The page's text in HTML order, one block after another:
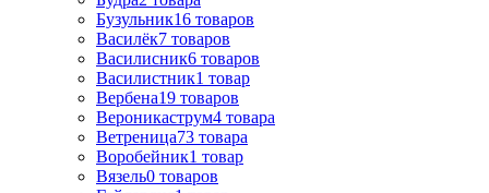
Бузульник16 товаров
Василёк7 товаров
Василисник6 товаров
Василистник1 товар
Вербена19 товаров
Вероникаструм4 товара
Ветреница73 товара
Воробейник1 товар
Вязель0 товаров